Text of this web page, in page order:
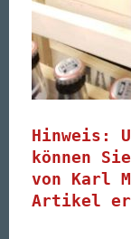
Hinweis:
können
von Karl
Artikel